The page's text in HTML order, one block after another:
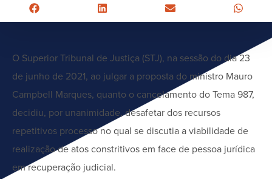
O Superior Tribunal de Justiça (STJ), na sessão do dia 23
de junho de 2021, ao julgar a proposta do ministro Mauro
Campbell Marques, quanto o cancelamento do Tema 987,
decidiu, por unanimidade, desafetar dos recursos
repetitivos processo no qual se discutia a viabilidade de
realização de atos constritivos em face de pessoa jurídica
em recuperação judicial.